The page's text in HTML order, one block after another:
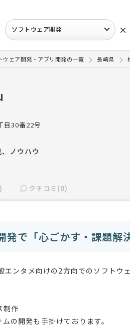
ソフトウェア開発 ×
ウェア開発・アプリ開発の一覧 長崎県
目30番22号
ノウハウ
クチコミ(0)
で「心ごかす・課題解決
ンタメ向けの2方向でのソフトウ
制作
の開発も手掛けております。